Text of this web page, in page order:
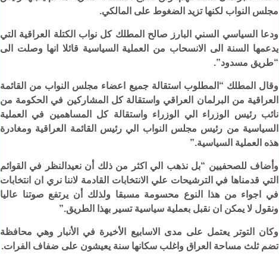
مجلس النواب لكنها تزيد الضغوط على المالكي.
ودعا السياسي السني البارز صالح المطلك كل نواب الكتلة العراقية التي
يدعمها السنة الى الانسحاب من العملية السياسية قائلا انها وصلت الى
“طريق مسدود”.
وقال المطلك “المطلوب استقالة جميع اعضاء مجلس النواب من القائمة
العراقية من البرلمان العراقي واستقالة كل المشاركين في الحكومة من
نائب رئيس الوزراء الي الوزراء واستقالة كل المساهمين في العملية
السياسية من رئيس مجلس النواب الي رئيس القائمة العراقية ومغادرة
هذه العملية السياسية.”
وأضاف للصحفيين “بل نذهب الي اكثر من ذلك أن نعيدالنظر في القوائم
التي قدمناها في الترشيحات علي الانتخابات القادمة لاننا نري ان انتخابات
في اجواء من هذا النوع محسومة مسبقا ولذلك أن يرتفع صوتنا عاليا
ونقول لا يمكن ان نقبل بعملية سياسية تسير بهذا الطريق.”
وكان التوتر يعتمل على مدى الاسابيع الأخيرة في الأنبار وهي محافظة
تضم ثلث مساحة العراق واغلب سكانها سنة يعيشون على ضفاف الفرات.